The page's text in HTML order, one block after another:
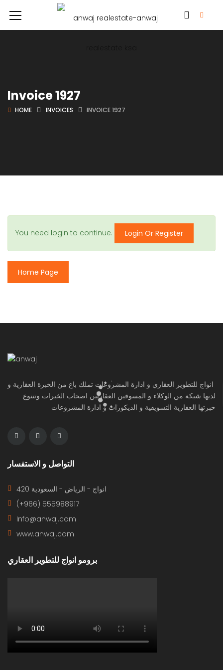
Invoice 1927
HOME INVOICES INVOICE 1927
You need login to continue. Login Or Register
Home Page
انواج للتطوير العقاري و ادارة المشروعات تملك باع من الخبرة العقارية و
لديها شبكة من الوكلاء و المسوقين العقاريين اصحاب الخبرات وتننوع
خبرتها العقارية التسويقية و الديكورات و ادارة المشروعات
التواصل و الاستفسار
420 انواج - الرياض - السعودية
(+966) 555988917
Info@anwaj.com
www.anwaj.com
برومو انواج للتطوير العقاري